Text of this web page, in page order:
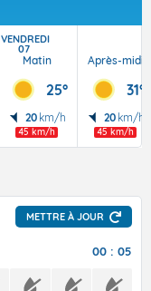
VENDREDI
07
Matin
25°
20 km/h
45 km/h
Après-midi
31°
20 km/h
45 km/h
METTRE À JOUR
00 : 05